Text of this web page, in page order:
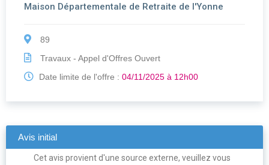
Maison Départementale de Retraite de l'Yonne
89
Travaux - Appel d'Offres Ouvert
Date limite de l'offre : 04/11/2025 à 12h00
Avis initial
Cet avis provient d'une source externe, veuillez vous